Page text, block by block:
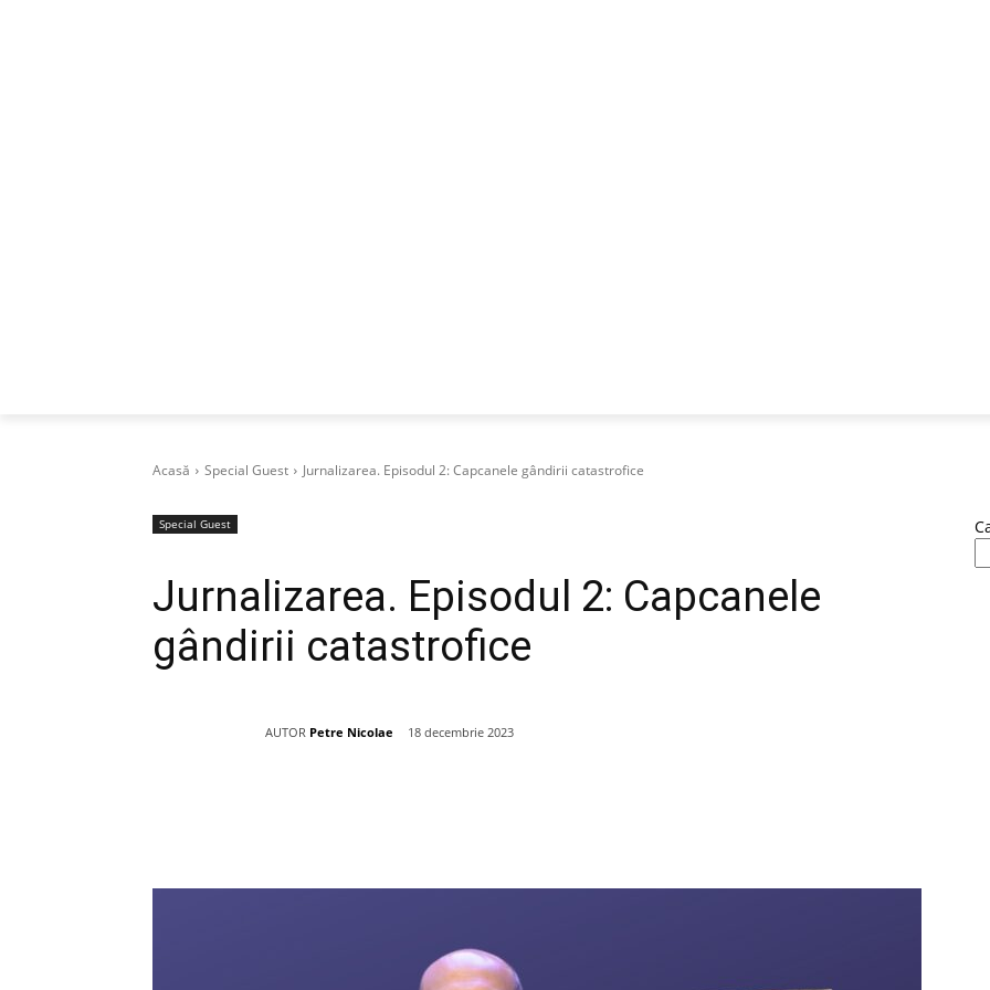
Acasă Special Guest Jurnalizarea. Episodul 2: Capcanele gândirii catastrofice
Special Guest
Jurnalizarea. Episodul 2: Capcanele
gândirii catastrofice
AUTOR Petre Nicolae 18 decembrie 2023